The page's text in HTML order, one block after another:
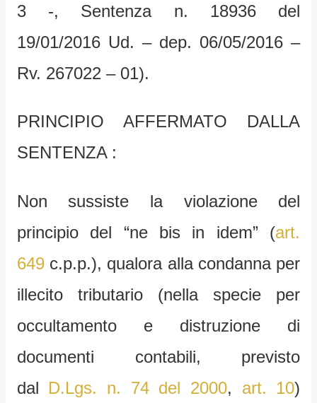
3 -, Sentenza n. 18936 del
19/01/2016 Ud. – dep. 06/05/2016 –
Rv. 267022 – 01).
PRINCIPIO AFFERMATO DALLA
SENTENZA :
Non sussiste la violazione del
principio del “ne bis in idem” (art.
649c.p.p.), qualora alla condanna per
illecito tributario (nella specie per
occultamento e distruzione di
documenti contabili, previsto
dal D.Lgs. n. 74 del 2000, art. 10)